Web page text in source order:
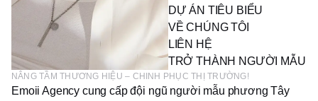
DỰ ÁN TIÊU BIỂU
VỀ CHÚNG TÔI
LIÊN HỆ
TRỞ THÀNH NGƯỜI MẪU
NÂNG TẦM THƯƠNG HIỆU – CHINH PHỤC THỊ TRƯỜNG!
Emoii Agency cung cấp đội ngũ người mẫu phương Tây